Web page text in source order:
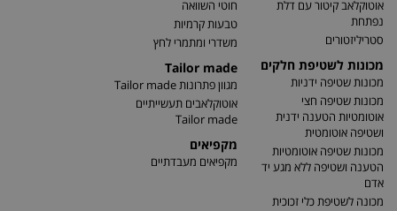
אוטוקלאב קיטור עם דלת
נפתחת
סטריליזטורים
מכונות לשטיפת חלקים
מכונות שטיפה ידניות
מכונות שטיפה חצי
אוטומטיות הטענה ידנית
ושטיפה אוטומטית
מכונות שטיפה אוטומטיות
הטענה ושטיפה ללא מגע יד
אדם
מכונה לשטיפת כלי זכוכית
חוטי השוואה
טבעות קרמיות
משדרי ומתמרי לחץ
Tailor made
מגוון פתרונות Tailor made
אוטוקלאבים תעשייתיים
Tailor made
מקפיאים
מקפיאים מעבדתיים